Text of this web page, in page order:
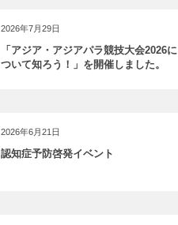
2026年7月29日
「アジア・アジアパラ競技大会2026に
ついて知ろう！」を開催しました。
2026年6月21日
認知症予防啓発イベント